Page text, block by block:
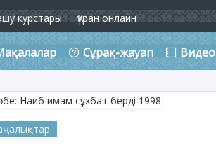
курстары Құран онлайн
Сұрақ-жауап Видео